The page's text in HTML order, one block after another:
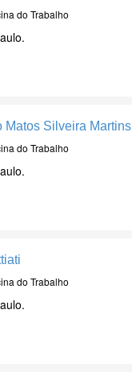
do Trabalho
Matos Silveira Martins
do Trabalho
do Trabalho